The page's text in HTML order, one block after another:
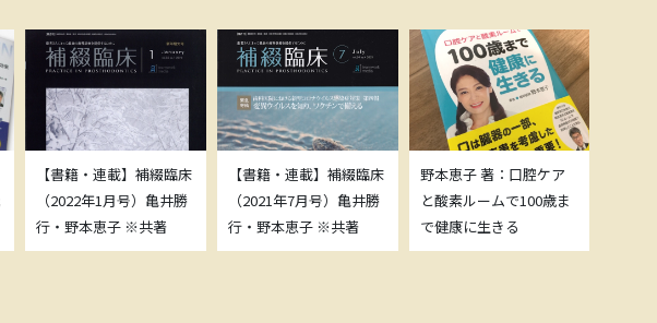
【書籍・連載】補綴臨床
（2022年1月号）亀井勝
行・野本恵子 ※共著
【書籍・連載】補綴臨床
（2021年7月号）亀井勝
行・野本恵子 ※共著
野本恵子 著：口腔ケア
と酸素ルームで100歳ま
で健康に生きる